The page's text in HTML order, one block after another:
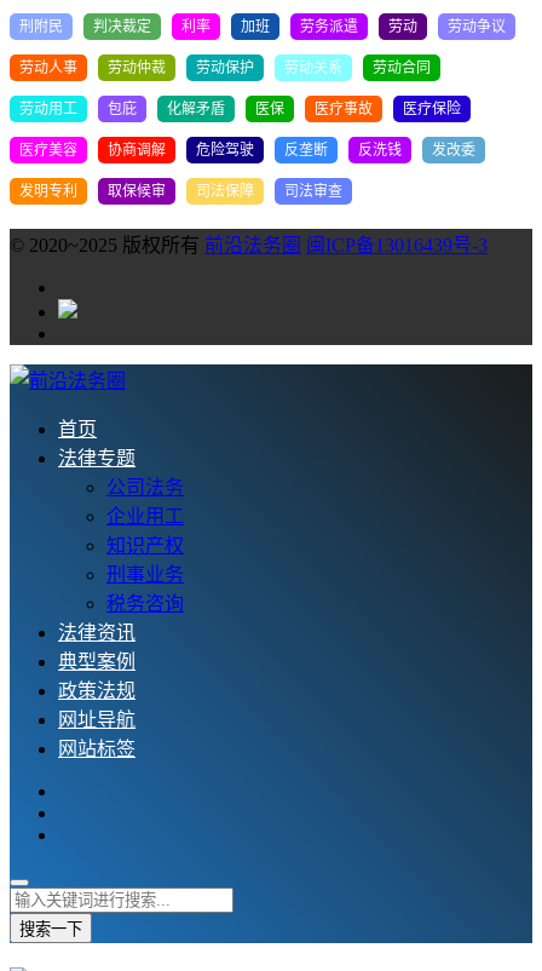
刑附民 判决裁定 利率 加班 劳务派遣 劳动 劳动争议
劳动人事 劳动仲裁 劳动保护 劳动关系 劳动合同
劳动用工 包庇 化解矛盾 医保 医疗事故 医疗保险
医疗美容 协商调解 危险驾驶 反垄断 反洗钱 发改委
发明专利 取保候审 司法保障 司法审查
© 2020~2025 版权所有 前沿法务圈 闽ICP备13016439号-3
首页
法律专题
公司法务
企业用工
知识产权
刑事业务
税务咨询
法律资讯
典型案例
政策法规
网址导航
网站标签
搜索一下